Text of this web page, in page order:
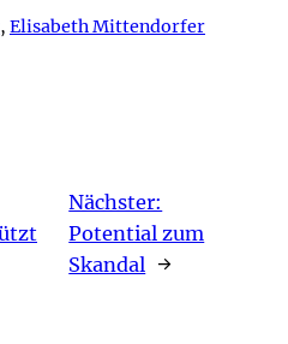
, Elisabeth Mittendorfer
Nächster:
Potential zum
Skandal →